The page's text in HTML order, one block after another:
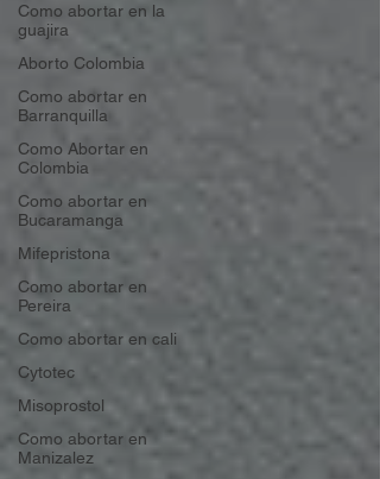
Como abortar en la
guajira
Aborto Colombia
Como abortar en
Barranquilla
Como Abortar en
Colombia
Como abortar en
Bucaramanga
Mifepristona
Como abortar en
Pereira
Como abortar en cali
Cytotec
Misoprostol
Como abortar en
Manizalez